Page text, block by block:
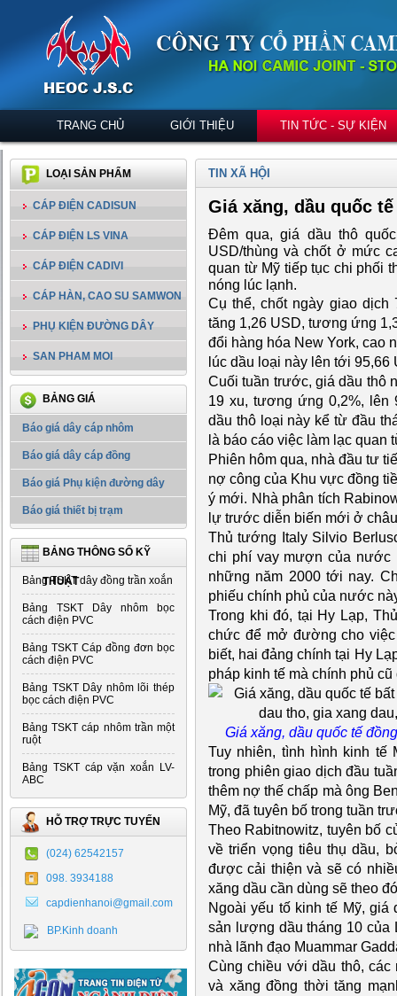
TRANG CHỦ GIỚI THIỆU TIN TỨC - SỰ KIỆN
LOẠI SẢN PHẨM
CÁP ĐIỆN CADISUN
CÁP ĐIỆN LS VINA
CÁP ĐIỆN CADIVI
CÁP HÀN, CAO SU SAMWON
PHỤ KIỆN ĐƯỜNG DÂY
SAN PHAM MOI
BẢNG GIÁ
Báo giá dây cáp nhôm
Báo giá dây cáp đồng
Báo giá Phụ kiện đường dây
Báo giá thiết bị trạm
BẢNG THÔNG SỐ KỸ
THUẬT
Bảng TSKT dây đồng trần xoắn
Bảng TSKT Dây nhôm bọc
cách điện PVC
Bảng TSKT Cáp đồng đơn bọc
cách điện PVC
Bảng TSKT Dây nhôm lõi thép
bọc cách điện PVC
Bảng TSKT cáp nhôm trần một
ruột
Bảng TSKT cáp vặn xoắn LV-
ABC
HỖ TRỢ TRỰC TUYẾN
(024) 62542157
098. 3934188
capdienhanoi@gmail.com
BP.Kinh doanh
TIN XÃ HỘI
Giá xăng, dầu quốc
Đêm qua, giá dầu thô
USD/thùng và chốt ở mức
quan từ Mỹ tiếp tục chi phối
nóng lúc lạnh.
Cụ thể, chốt ngày giao dịch
tăng 1,26 USD, tương ứng
đổi hàng hóa New York, cao
lúc dầu loại này lên tới 95,66
Cuối tuần trước, giá dầu thô
19 xu, tương ứng 0,2%, lên
dầu thô loại này kể từ đầu
là báo cáo việc làm lạc quan
Phiên hôm qua, nhà đầu tư
nợ công của Khu vực đồng
ý mới. Nhà phân tích
lự trước diễn biến mới ở
Thủ tướng Italy Silvio
chi phí vay mượn của nước
những năm 2000 tới nay.
phiếu chính phủ của nước
Trong khi đó, tại Hy Lạp,
chức để mở đường cho
biết, hai đảng chính tại Hy
pháp kinh tế mà chính phủ cũ
Giá xăng, dầu quốc tế
Tuy nhiên, tình hình kinh tế
trong phiên giao dịch đầu
thêm nợ thế chấp mà ông
Mỹ, đã tuyên bố trong tuần
Theo Rabitnowitz, tuyên bố
về triển vọng tiêu thụ dầu,
được cải thiện và sẽ có
xăng dầu cần dùng sẽ theo
Ngoài yếu tố kinh tế Mỹ, giá
sản lượng dầu tháng 10 của
nhà lãnh đạo Muammar
Cùng chiều với dầu thô,
và xăng đồng thời tăng